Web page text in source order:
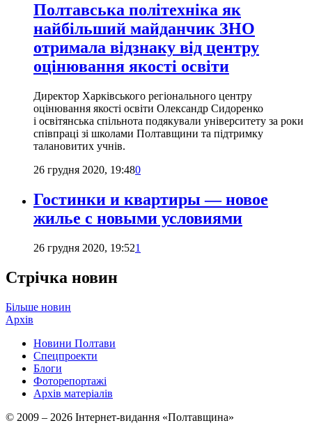
Полтавська політехніка як
найбільший майданчик ЗНО
отримала відзнаку від центру
оцінювання якості освіти
Директор Харківського регіонального центру
оцінювання якості освіти Олександр Сидоренко
і освітянська спільнота подякували університету за роки
співпраці зі школами Полтавщини та підтримку
талановитих учнів.
26 грудня 2020, 19:480
Гостинки и квартиры — новое
жилье с новыми условиями
26 грудня 2020, 19:521
Стрічка новин
Більше новин
Архів
Новини Полтави
Спецпроекти
Блоги
Фоторепортажі
Архів матеріалів
© 2009 – 2026 Інтернет-видання «Полтавщина»